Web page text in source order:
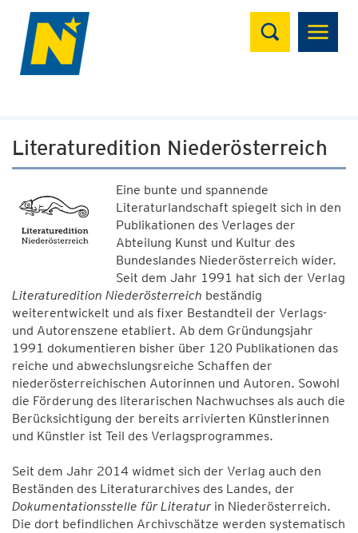
Suchen
Literaturedition Niederösterreich
Eine bunte und spannende
Literaturlandschaft spiegelt sich in den
Publikationen des Verlages der
Abteilung Kunst und Kultur des
Bundeslandes Niederösterreich wider.
Seit dem Jahr 1991 hat sich der Verlag
Literaturedition Niederösterreich beständig
weiterentwickelt und als fixer Bestandteil der Verlags-
und Autorenszene etabliert. Ab dem Gründungsjahr
1991 dokumentieren bisher über 120 Publikationen das
reiche und abwechslungsreiche Schaffen der
niederösterreichischen Autorinnen und Autoren. Sowohl
die Förderung des literarischen Nachwuchses als auch die
Berücksichtigung der bereits arrivierten Künstlerinnen
und Künstler ist Teil des Verlagsprogrammes.
Seit dem Jahr 2014 widmet sich der Verlag auch den
Beständen des Literaturarchives des Landes, der
Dokumentationsstelle für Literaturin Niederösterreich.
Die dort befindlichen Archivschätze werden systematisch